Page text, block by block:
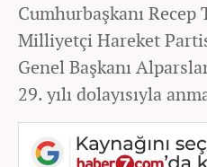
Cumhurbaşkanı
Milliyetçi Hareket
Genel Başkanı
29. yılı dolayısıyla